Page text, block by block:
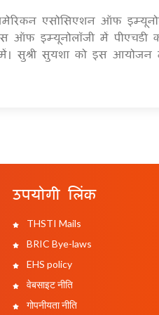
एसोसिएशन ऑफ
इम्यूनोलॉजी में पीएचडी
सुश्री सुयशा को इस आयोजन
उपयोगी लिंक
THSTI Mails
BRIC Bye-laws
EHS policy
वेबसाइट नीति
गोपनीयता नीति